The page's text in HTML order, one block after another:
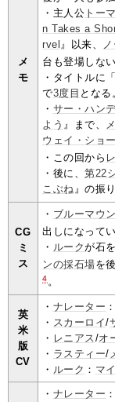
メ
モ
・主人公 トー
n Takes a
rvel 』以来、
台も登場しな
・タイトルに
で3度目 となる
・ サー・ハン
よう 』まで、
ウェイ・ショー
・この回から
・後に、第22
こぶね』の振
CG
ミ
ス
・ ブルーマウ
出しになって
・ ルークが石
ンの採石場を
4。
英
米
版
CV
・ ナレーター ：
・ スカーロイ/
・ レニアス /オ
・ ラスティー/
・ ルーク ： マ
・ ナレーター ：